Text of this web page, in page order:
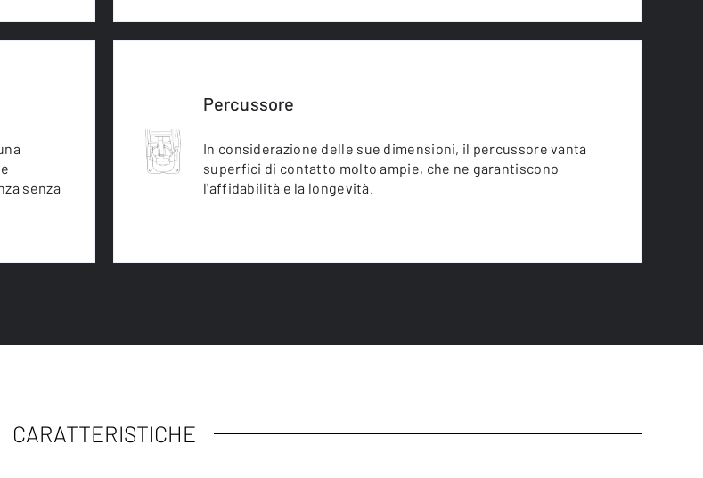
senza
Percussore
In considerazione delle sue dimensioni, il percussore vanta
superfici di contatto molto ampie, che ne garantiscono
l'affidabilità e la longevità.
CARATTERISTICHE